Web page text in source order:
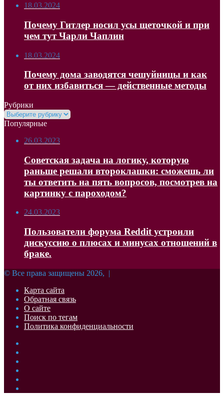
18.03.2024
Почему Гитлер носил усы щеточкой и при
чем тут Чарли Чаплин
18.03.2024
Почему дома заводятся чешуйницы и как
от них избавиться — действенные методы
Рубрики
Рубрики
Популярные
26.03.2023
Советская задача на логику, которую
раньше решали второклашки: сможешь ли
ты ответить на пять вопросов, посмотрев на
картинку с пароходом?
24.03.2023
Пользователи форума Reddit устроили
дискуссию о плюсах и минусах отношений в
браке.
© Все права защищены 2026, |
Карта сайта
Обратная связь
О сайте
Поиск по тегам
Политика конфиденциальности